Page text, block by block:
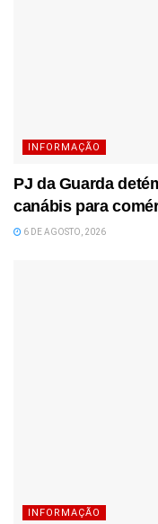
INFORMAÇÃO
PJ da Guarda
canábis para
6 DE AGOSTO, 2026
INFORMAÇÃO